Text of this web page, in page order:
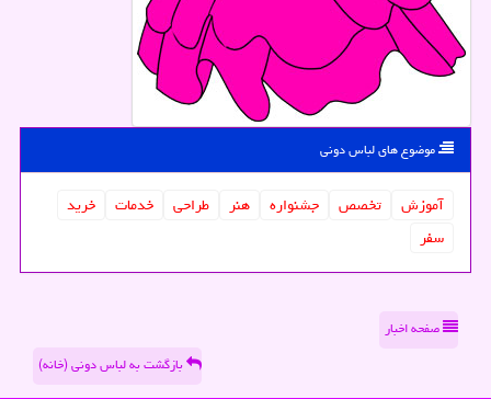
موضوع های لباس دونی
آموزش تخصص جشنواره هنر طراحی خدمات
خرید
سفر
صفحه اخبار
بازگشت به لباس دونی (خانه)